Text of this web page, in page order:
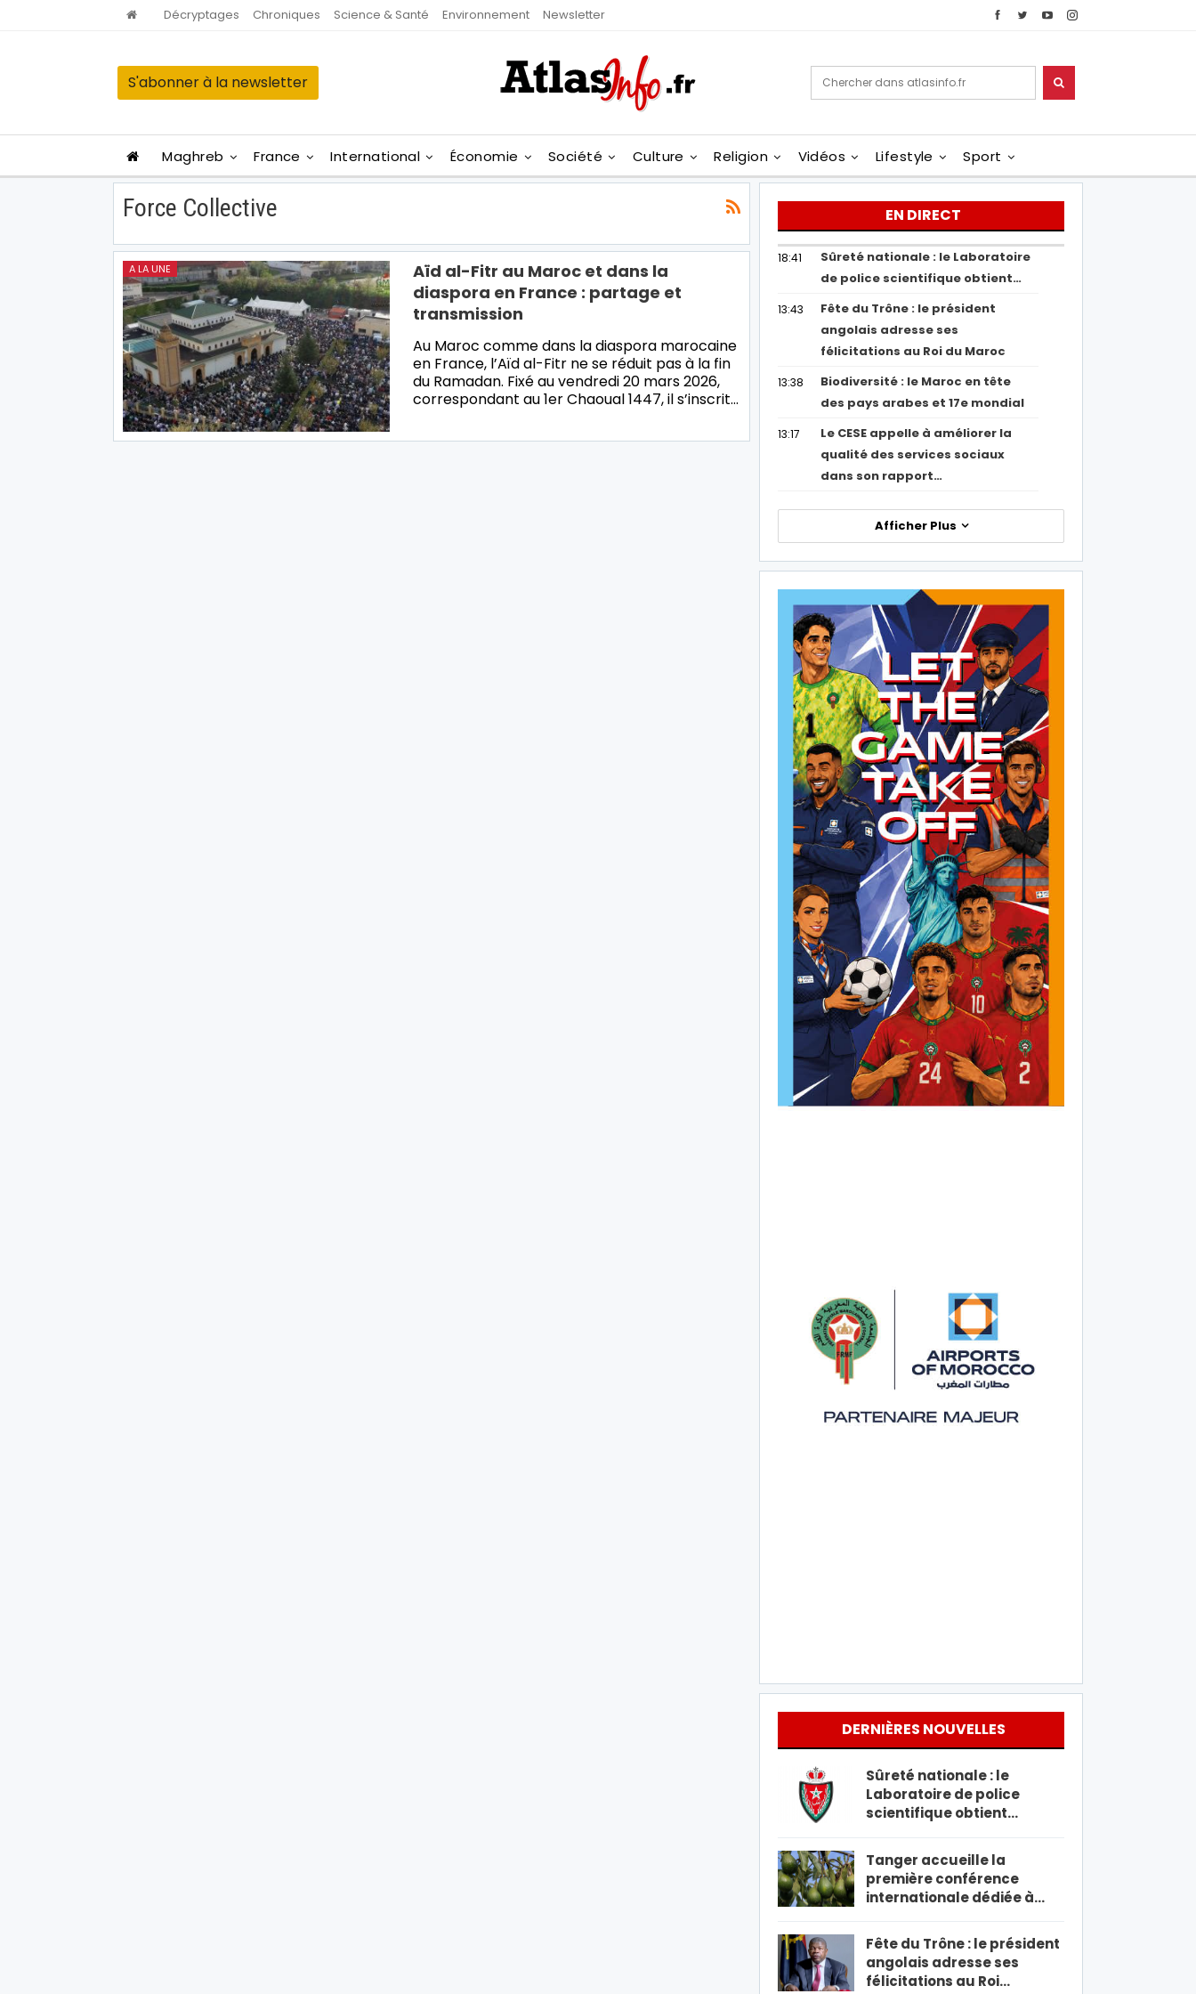
Décryptages Chroniques Science & Santé Environnement Newsletter
S'abonner à la newsletter
Maghreb France International Économie Société Culture Religion Vidéos Lifestyle Sport
Force Collective
A LA UNE
Aïd al-Fitr au Maroc et dans la
diaspora en France : partage et
transmission
Au Maroc comme dans la diaspora marocaine
en France, l’Aïd al-Fitr ne se réduit pas à la fin
du Ramadan. Fixé au vendredi 20 mars 2026,
correspondant au 1er Chaoual 1447, il s’inscrit…
EN DIRECT
18:41
Sûreté nationale : le Laboratoire
de police scientifique obtient…
13:43
Fête du Trône : le président
angolais adresse ses
félicitations au Roi du Maroc
13:38
Biodiversité : le Maroc en tête
des pays arabes et 17e mondial
13:17
Le CESE appelle à améliorer la
qualité des services sociaux
dans son rapport…
Afficher Plus
DERNIÈRES NOUVELLES
Sûreté nationale : le
Laboratoire de police
scientifique obtient…
Tanger accueille la
première conférence
internationale dédiée à…
Fête du Trône : le président
angolais adresse ses
félicitations au Roi…